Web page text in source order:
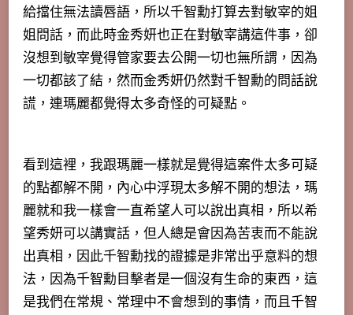
給擋住無法讀唇語，所以千智勳打算去對敏宰的姐
姐問話，而此時金秀妍也正在對敏宰講這件事，卻
沒想到敏宰覺得管家要去公開一切也無所謂，因為
一切都該了結， 然而金秀妍仍然對千智勳的問話說
謊，連瑪麗都覺得太多奇怪的可疑點 。
看到這裡，我跟瑪麗一樣就是覺得這案件太多可疑
的點都解不開，內心中浮現太多解不開的想法，瑪
麗就和我一樣會一直希望人可以說出真相，所以希
望秀妍可以講實話，但人總是會因為苦衷而不能說
出真相，因此千智勳找的證據是非常出乎意料的想
法，因為千智勳目擊者是一個沒有生命的東西，這
是我們在常規、常理中不會想到的事情，而且千智